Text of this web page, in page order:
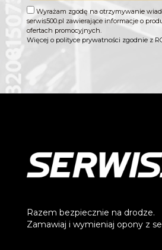
Wyrażam zgodę na otrzymywanie
serwis500.pl zawierające informacje o
ofertach promocyjnych.
Więcej o polityce prywatności zgodnie z
Razem bezpiecznie na drodze.
Zamawiaj i wymieniaj opony z